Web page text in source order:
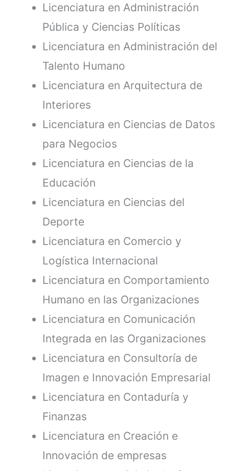
Licenciatura en Administración
Pública y Ciencias Políticas
Licenciatura en Administración del
Talento Humano
Licenciatura en Arquitectura de
Interiores
Licenciatura en Ciencias de Datos
para Negocios
Licenciatura en Ciencias de la
Educación
Licenciatura en Ciencias del
Deporte
Licenciatura en Comercio y
Logística Internacional
Licenciatura en Comportamiento
Humano en las Organizaciones
Licenciatura en Comunicación
Integrada en las Organizaciones
Licenciatura en Consultoría de
Imagen e Innovación Empresarial
Licenciatura en Contaduría y
Finanzas
Licenciatura en Creación e
Innovación de empresas